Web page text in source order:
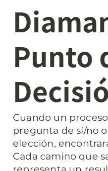
Punto
Cuando un
pregunta de sí/no
elección,
Cada camino que